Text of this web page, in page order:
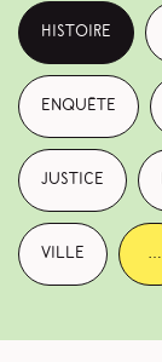
histoire
enquête
justice
ville